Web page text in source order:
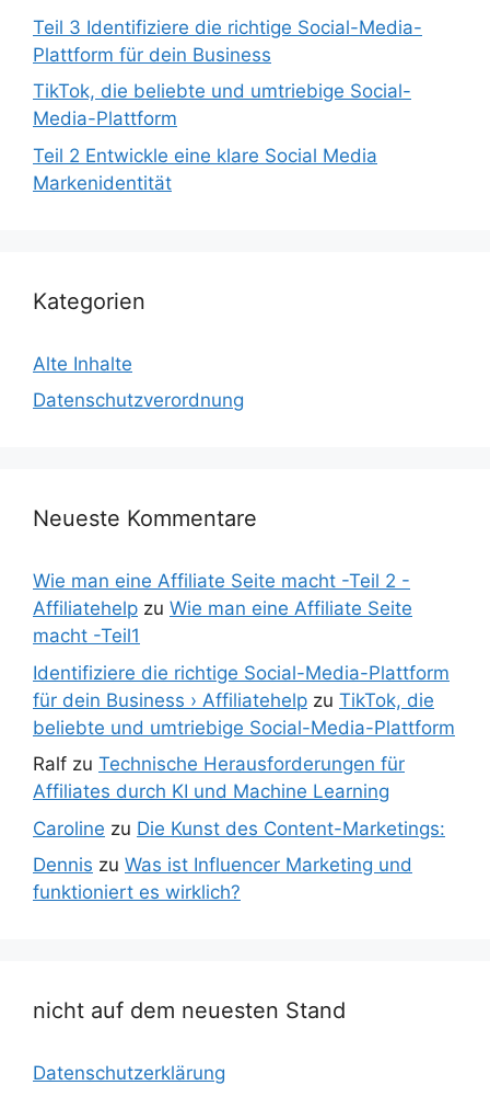
Teil 3 Identifiziere die richtige Social-Media-
Plattform für dein Business
TikTok, die beliebte und umtriebige Social-
Media-Plattform
Teil 2 Entwickle eine klare Social Media
Markenidentität
Kategorien
Alte Inhalte
Datenschutzverordnung
Neueste Kommentare
Wie man eine Affiliate Seite macht -Teil 2 -
Affiliatehelp zu Wie man eine Affiliate Seite
macht -Teil1
Identifiziere die richtige Social-Media-Plattform
für dein Business › Affiliatehelp zu TikTok, die
beliebte und umtriebige Social-Media-Plattform
Ralf zu Technische Herausforderungen für
Affiliates durch KI und Machine Learning
Caroline zu Die Kunst des Content-Marketings:
Dennis zu Was ist Influencer Marketing und
funktioniert es wirklich?
nicht auf dem neuesten Stand
Datenschutzerklärung